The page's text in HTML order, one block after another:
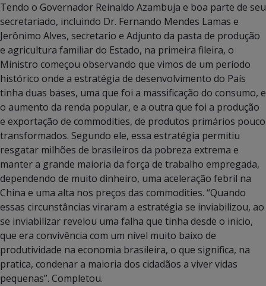
Tendo o Governador Reinaldo Azambuja e boa parte de seu
secretariado, incluindo Dr. Fernando Mendes Lamas e
Jerônimo Alves, secretario e Adjunto da pasta de produção
e agricultura familiar do Estado, na primeira fileira, o
Ministro começou observando que vimos de um período
histórico onde a estratégia de desenvolvimento do País
tinha duas bases, uma que foi a massificação do consumo, e
o aumento da renda popular, e a outra que foi a produção
e exportação de commodities, de produtos primários pouco
transformados. Segundo ele, essa estratégia permitiu
resgatar milhões de brasileiros da pobreza extrema e
manter a grande maioria da força de trabalho empregada,
dependendo de muito dinheiro, uma aceleração febril na
China e uma alta nos preços das commodities. “Quando
essas circunstâncias viraram a estratégia se inviabilizou, ao
se inviabilizar revelou uma falha que tinha desde o inicio,
que era convivência com um nível muito baixo de
produtividade na economia brasileira, o que significa, na
pratica, condenar a maioria dos cidadãos a viver vidas
pequenas”. Completou.